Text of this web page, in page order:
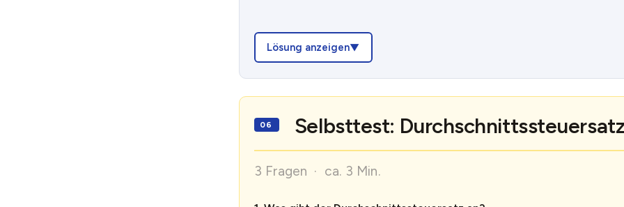
Lösung anzeigen
Selbsttest:
3 Fragen · ca. 3 Min.